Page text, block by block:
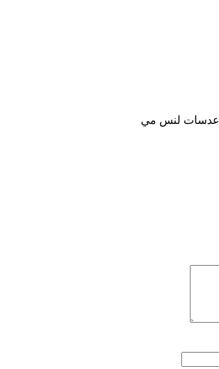
عدسات لنس مي